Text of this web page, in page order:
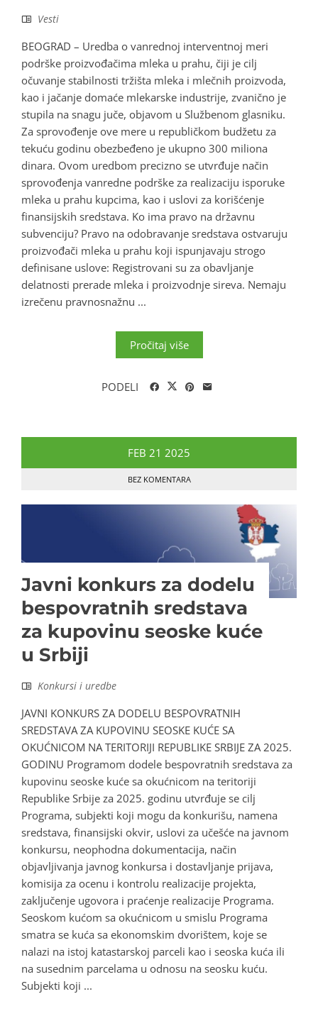
Vesti
BEOGRAD – Uredba o vanrednoj interventnoj meri
podrške proizvođačima mleka u prahu, čiji je cilj
očuvanje stabilnosti tržišta mleka i mlečnih proizvoda,
kao i jačanje domaće mlekarske industrije, zvanično je
stupila na snagu juče, objavom u Službenom glasniku.
Za sprovođenje ove mere u republičkom budžetu za
tekuću godinu obezbeđeno je ukupno 300 miliona
dinara. Ovom uredbom precizno se utvrđuje način
sprovođenja vanredne podrške za realizaciju isporuke
mleka u prahu kupcima, kao i uslovi za korišćenje
finansijskih sredstava. Ko ima pravo na državnu
subvenciju? Pravo na odobravanje sredstava ostvaruju
proizvođači mleka u prahu koji ispunjavaju strogo
definisane uslove: Registrovani su za obavljanje
delatnosti prerade mleka i proizvodnje sireva. Nemaju
izrečenu pravnosnažnu ...
Pročitaj više
PODELI
FEB 21 2025
BEZ KOMENTARA
Javni konkurs za dodelu
bespovratnih sredstava
za kupovinu seoske kuće
u Srbiji
Konkursi i uredbe
JAVNI KONKURS ZA DODELU BESPOVRATNIH
SREDSTAVA ZA KUPOVINU SEOSKE KUĆE SA
OKUĆNICOM NA TERITORIJI REPUBLIKE SRBIJE ZA 2025.
GODINU Programom dodele bespovratnih sredstava za
kupovinu seoske kuće sa okućnicom na teritoriji
Republike Srbije za 2025. godinu utvrđuje se cilj
Programa, subjekti koji mogu da konkurišu, namena
sredstava, finansijski okvir, uslovi za učešće na javnom
konkursu, neophodna dokumentacija, način
objavljivanja javnog konkursa i dostavljanje prijava,
komisija za ocenu i kontrolu realizacije projekta,
zaključenje ugovora i praćenje realizacije Programa.
Seoskom kućom sa okućnicom u smislu Programa
smatra se kuća sa ekonomskim dvorištem, koje se
nalazi na istoj katastarskoj parceli kao i seoska kuća ili
na susednim parcelama u odnosu na seosku kuću.
Subjekti koji ...